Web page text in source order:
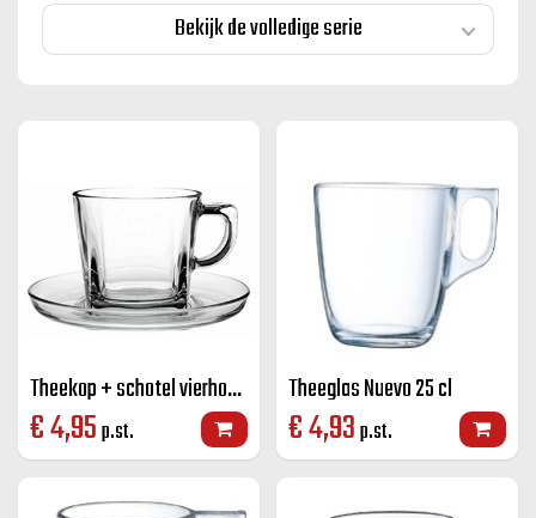
Bekijk de volledige serie
Theekop + schotel vierhoek Carre 21,5 cl.
€4,95p.st.
Theeglas Nuevo 25 cl
€4,93p.st.